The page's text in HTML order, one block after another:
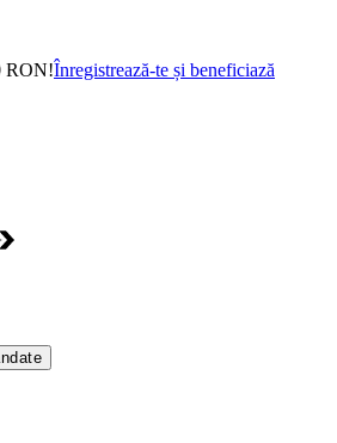
RON!Înregistrează-te și beneficiază